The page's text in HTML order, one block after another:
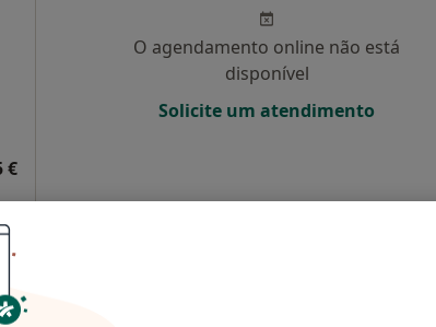
€
O agendamento online não está
disponível
Solicite um atendimento